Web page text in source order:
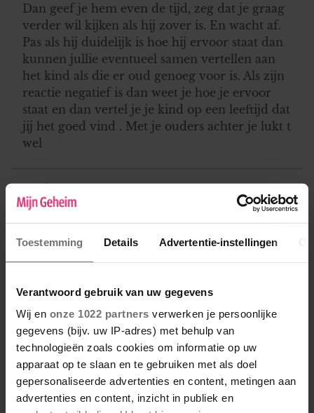
Toestemming Details Advertentie-instellingen
Verantwoord gebruik van uw gegevens
Wij en onze 1022 partners verwerken je persoonlijke
gegevens (bijv. uw IP-adres) met behulp van
technologieën zoals cookies om informatie op uw
apparaat op te slaan en te gebruiken met als doel
gepersonaliseerde advertenties en content, metingen aan
advertenties en content, inzicht in publiek en
Dan geef je hem even de tijd, zeg dat je graag
verder wil kijken als hij zover is. En wacht af.
Pas als hij duidelijk is hoe hij ervoor staat dan
kunnen jullie eventueel samen vertellen aan
het kind als die er oud genoeg voor is. Als zijn
reactie negatief is dan weet je hoe je ervoor
staat en dan vertel je je kind op een leeftijd dat
jij het goed vind . Met je ouders achter je lukt t
wel
Eagle
14-12-2018 15:41
zijn. Je hebt hem belazerd, beste dame, hoe je
het ook wendt of keert. En ja, hij zal daar boos
nu echt een jaartje of wat te laat om nog aan
zijn rechten te denken, die heb je al met
voeten getreden toen je zwanger van hem
werd. En nog twee keer ook. Mijn advies: hou
het voor je. Je maakt hier helemaal niemand
blij mee.